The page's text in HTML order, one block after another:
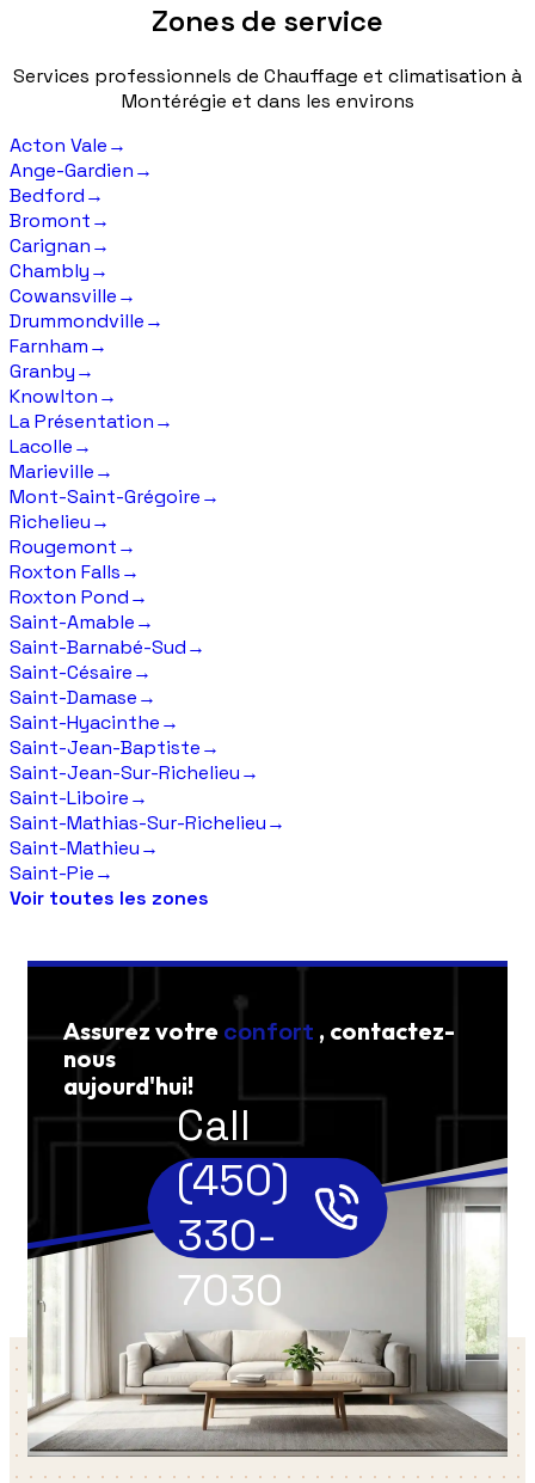
Zones de service
Services professionnels de Chauffage et climatisation à
Montérégie et dans les environs
Acton Vale→
Ange-Gardien→
Bedford→
Bromont→
Carignan→
Chambly→
Cowansville→
Drummondville→
Farnham→
Granby→
Knowlton→
La Présentation→
Lacolle→
Marieville→
Mont-Saint-Grégoire→
Richelieu→
Rougemont→
Roxton Falls→
Roxton Pond→
Saint-Amable→
Saint-Barnabé-Sud→
Saint-Césaire→
Saint-Damase→
Saint-Hyacinthe→
Saint-Jean-Baptiste→
Saint-Jean-Sur-Richelieu→
Saint-Liboire→
Saint-Mathias-Sur-Richelieu→
Saint-Mathieu→
Saint-Pie→
Voir toutes les zones
Assurez votre confort , contactez-
nous
aujourd'hui!
Call
(450)
330-
7030